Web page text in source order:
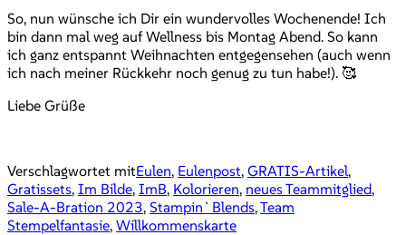
So, nun wünsche ich Dir ein wundervolles Wochenende! Ich
bin dann mal weg auf Wellness bis Montag Abend. So kann
ich ganz entspannt Weihnachten entgegensehen (auch wenn
ich nach meiner Rückkehr noch genug zu tun habe!). 🥰
Liebe Grüße
Verschlagwortet mitEulen, Eulenpost, GRATIS-Artikel,
Gratissets, Im Bilde, ImB, Kolorieren, neues Teammitglied,
Sale-A-Bration 2023, Stampin`Blends,Team
Stempelfantasie, Willkommenskarte